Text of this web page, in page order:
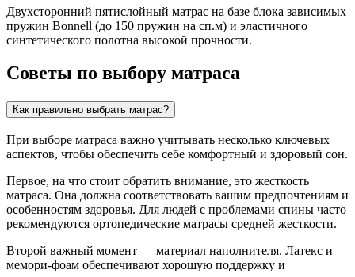
Двухсторонний пятислойный матрас на базе блока зависимых
пружин Bonnell (до 150 пружин на сп.м) и эластичного
синтетического полотна высокой прочности.
Советы по выбору матраса
Как правильно выбрать матрас?
При выборе матраса важно учитывать несколько ключевых
аспектов, чтобы обеспечить себе комфортный и здоровый сон.
Первое, на что стоит обратить внимание, это жесткость
матраса. Она должна соответствовать вашим предпочтениям и
особенностям здоровья. Для людей с проблемами спины часто
рекомендуются ортопедические матрасы средней жесткости.
Второй важный момент — материал наполнителя. Латекс и
мемори-фоам обеспечивают хорошую поддержку и